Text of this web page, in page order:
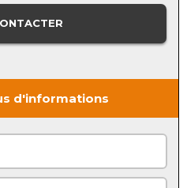
d'informations